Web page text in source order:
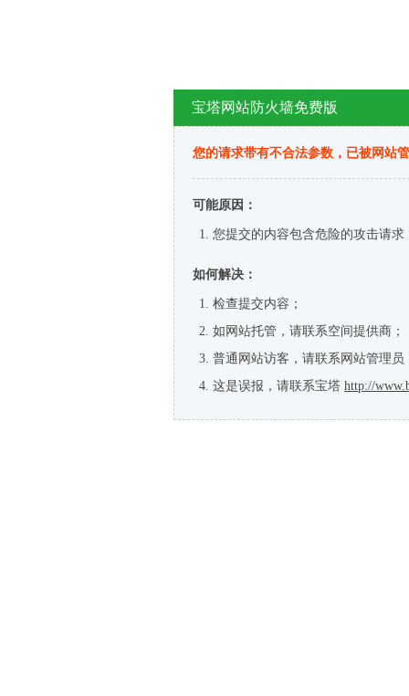
宝塔网站防火墙免费版
您的请求带有不合法参数，已被网站
可能原因：
您提交的内容包含危险的攻击请求
如何解决：
检查提交内容；
如网站托管，请联系空间提供商；
普通网站访客，请联系网站管理员
这是误报，请联系宝塔 http://